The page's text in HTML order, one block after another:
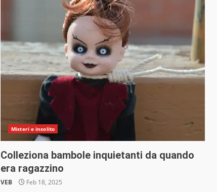
Misteri e insolito
Colleziona bambole inquietanti da quando
era ragazzino
VEB Feb 18, 2025